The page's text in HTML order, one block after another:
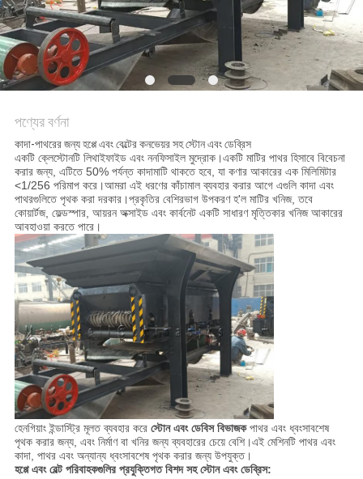
পণ্যের বর্ণনা
কাদা-পাথরের জন্য হপ্পে এবং বেল্টের কনভেয়র সহ স্টোন এবং ডেব্রিস
একটি ক্লেস্টোনটি লিথাইফাইড এবং ননফিসাইল মুদ্রোক।একটি মাটির পাথর হিসাবে বিবেচনা
করার জন্য, এটিতে 50% পর্যন্ত কাদামাটি থাকতে হবে, যা কণার আকারের এক মিলিমিটার
<1/256 পরিমাপ করে।আমরা এই ধরণের কাঁচামাল ব্যবহার করার আগে এগুলি কাদা এবং
পাথরগুলিতে পৃথক করা দরকার।প্রকৃতির বেশিরভাগ উপকরণ হ'ল মাটির খনিজ, তবে
কোয়ার্টজ, ফেল্ডস্পার, আয়রন অক্সাইড এবং কার্বনেট একটি সাধারণ মৃত্তিকার খনিজ আকারের
আবহাওয়া করতে পারে।
হেনগিয়াং ইন্ডাস্ট্রি মূলত ব্যবহার করেস্টোন এবং ডেবিস বিভাজকপাথর এবং ধ্বংসাবশেষ
পৃথক করার জন্য, এবং নির্মাণ বা খনির জন্য ব্যবহারের চেয়ে বেশি।এই মেশিনটি পাথর এবং
কাদা, পাথর এবং অন্যান্য ধ্বংসাবশেষ পৃথক করার জন্য উপযুক্ত।
হপ্পে এবং বেল্ট পরিবাহকগুলির প্রযুক্তিগত বিশদ সহ স্টোন এবং ডেব্রিস: